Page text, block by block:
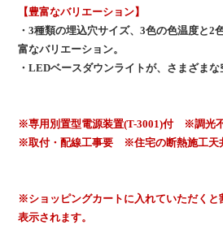
【豊富なバリエーション】
・3種類の埋込穴サイズ、3色の色温度と2
富なバリエーション。
・LEDベースダウンライトが、さまざまな
※専用別置型電源装置(T-3001)付 ※調
※取付・配線工事要 ※住宅の断熱施工天
※ショッピングカートに入れていただくと
表示されます。